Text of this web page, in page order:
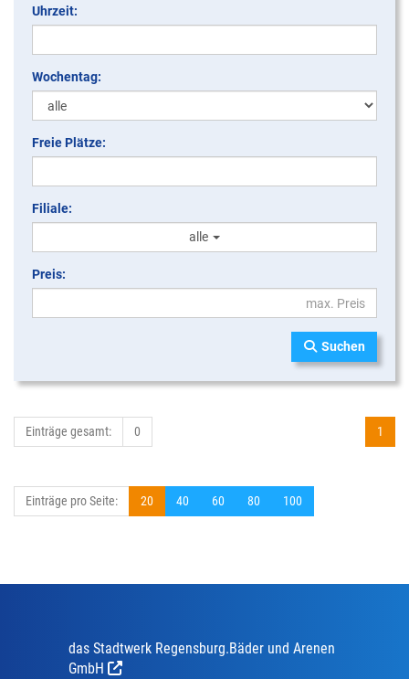
Uhrzeit:
Wochentag:
Freie Plätze:
Filiale:
alle
Preis:
Suchen
1
Einträge gesamt: 0
Einträge pro Seite: 20 40 60 80 100
das Stadtwerk Regensburg.Bäder und Arenen
GmbH